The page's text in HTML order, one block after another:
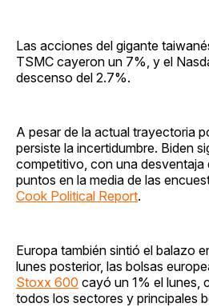
Las acciones del gigante
TSMC cayeron un 7%, y el
descenso del 2.7%.
A pesar de la actual trayectoria
persiste la incertidumbre. Biden
competitivo, con una desventaja
puntos en la media de las
Cook Political Report.
Europa también sintió el balazo
lunes posterior, las bolsas
Stoxx 600 cayó un 1% el lunes,
todos los sectores y principales